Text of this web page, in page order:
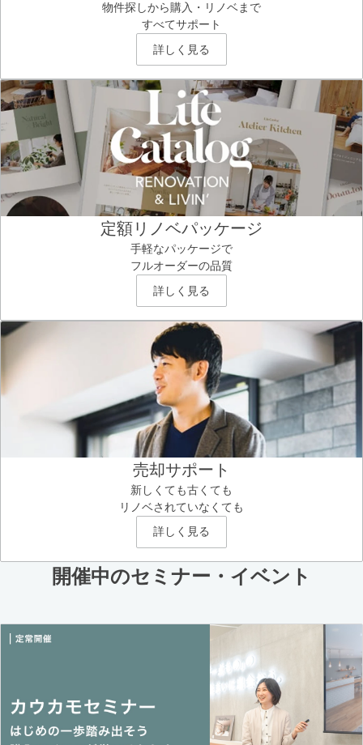
物件探しから購入・リノベまで
すべてサポート
詳しく見る
定額リノベパッケージ
手軽なパッケージで
フルオーダーの品質
詳しく見る
売却サポート
新しくても古くても
リノベされていなくても
詳しく見る
開催中のセミナー・イベント